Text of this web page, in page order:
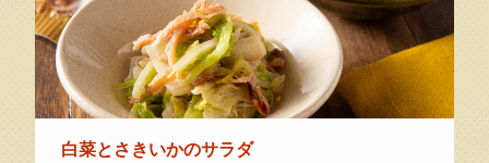
白菜とさきいかのサラダ